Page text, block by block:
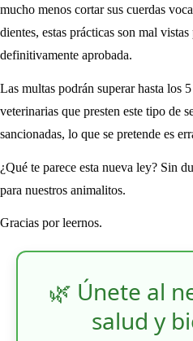
mucho menos cortar sus cuerdas
dientes, estas prácticas son mal
definitivamente aprobada.
Las multas podrán superar hasta los
veterinarias que presten este tipo de
sancionadas, lo que se pretende es
¿Qué te parece esta nueva ley? Sin
para nuestros animalitos.
Gracias por leernos.
🌿 Únete al
salud y